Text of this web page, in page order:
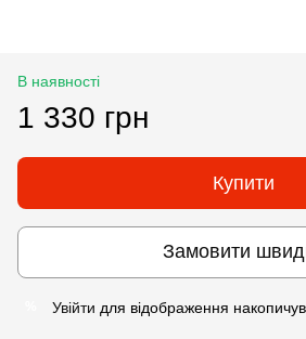
В наявності
1 330 грн
Купити
Замовити
Увійти для відображення